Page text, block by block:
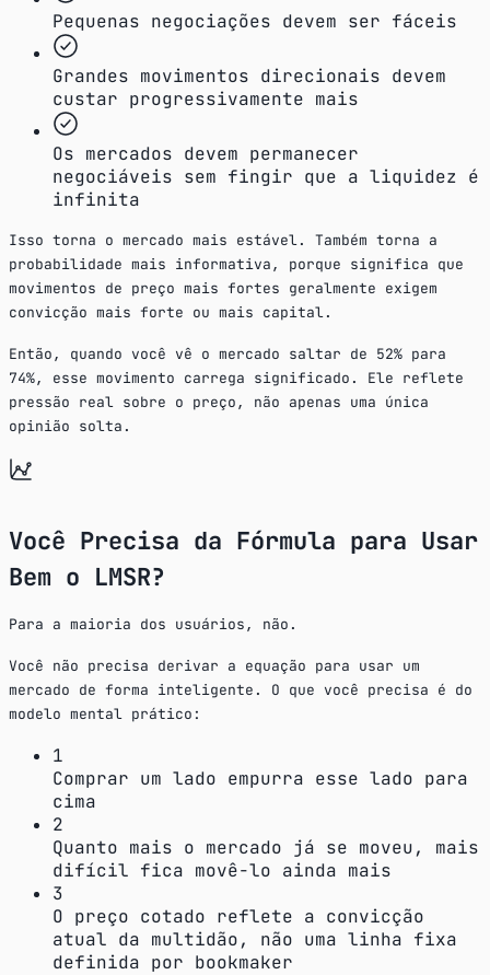
Pequenas negociações devem ser fáceis
Grandes movimentos direcionais devem
custar progressivamente mais
Os mercados devem permanecer
negociáveis sem fingir que a liquidez é
infinita
Isso torna o mercado mais estável. Também torna a
probabilidade mais informativa, porque significa que
movimentos de preço mais fortes geralmente exigem
convicção mais forte ou mais capital.
Então, quando você vê o mercado saltar de 52% para
74%, esse movimento carrega significado. Ele reflete
pressão real sobre o preço, não apenas uma única
opinião solta.
Você Precisa da Fórmula para Usar
Bem o LMSR?
Para a maioria dos usuários, não.
Você não precisa derivar a equação para usar um
mercado de forma inteligente. O que você precisa é do
modelo mental prático:
1
Comprar um lado empurra esse lado para
cima
2
Quanto mais o mercado já se moveu, mais
difícil fica movê-lo ainda mais
3
O preço cotado reflete a convicção
atual da multidão, não uma linha fixa
definida por bookmaker